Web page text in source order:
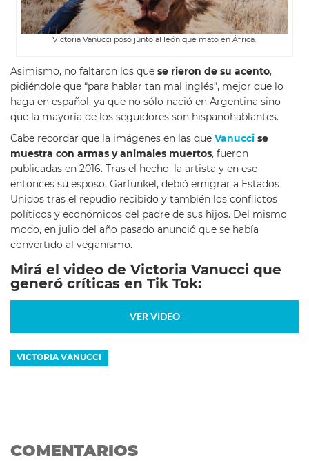
Victoria Vanucci posó junto al león que mató en África.
Asimismo, no faltaron los que se rieron de su acento,
pidiéndole que “para hablar tan mal inglés”, mejor que lo
haga en español, ya que no sólo nació en Argentina sino
que la mayoría de los seguidores son hispanohablantes.
Cabe recordar que la imágenes en las que Vanucci se
muestra con armas y animales muertos, fueron
publicadas en 2016. Tras el hecho, la artista y en ese
entonces su esposo, Garfunkel, debió emigrar a Estados
Unidos tras el repudio recibido y también los conflictos
políticos y económicos del padre de sus hijos. Del mismo
modo, en julio del año pasado anunció que se había
convertido al veganismo.
Mirá el video de Victoria Vanucci que
generó críticas en Tik Tok:
VER VIDEO
VICTORIA VANUCCI
COMENTARIOS